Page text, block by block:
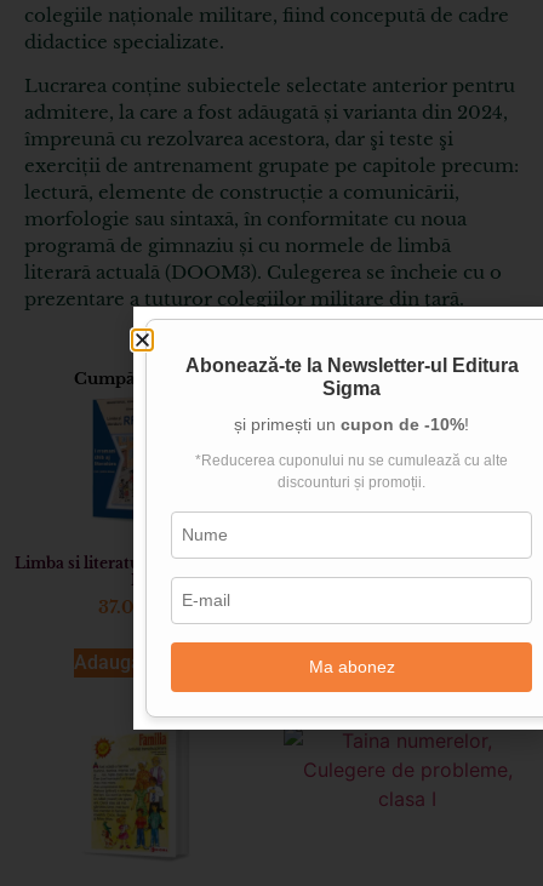
colegiile naționale militare, fiind concepută de cadre
didactice specializate.
Lucrarea conține subiectele selectate anterior pentru
admitere, la care a fost adăugată și varianta din 2024,
împreună cu rezolvarea acestora, dar şi teste şi
exerciții de antrenament grupate pe capitole precum:
lectură, elemente de construcție a comunicării,
morfologie sau sintaxă, în conformitate cu noua
programă de gimnaziu și cu normele de limbă
literară actuală (DOOM3). Culegerea se încheie cu o
prezentare a tuturor colegiilor militare din ţară.
Cumpărătorii acestui produs au mai cumpărat și:
Limba si literatura rromani (cls.
I)
37.00
Adaugă în coș
Matematica. Manual (cl. a VIII-
a)
Adaugă în coș
Abonează-te la Newsletter-ul Editura
Sigma
și primești un cupon de -10%!
*Reducerea cuponului nu se cumulează cu alte
discounturi și promoții.
Ma abonez